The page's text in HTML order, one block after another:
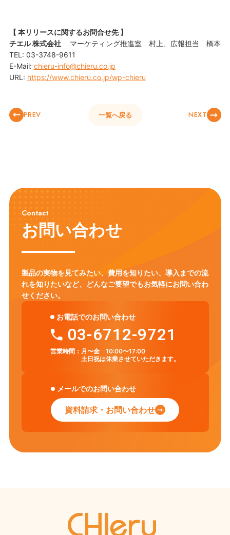
【 本リリースに関するお問合せ先 】
チエル 株式会社 マーケティング推進室 村上、広報担当 橋本
TEL: 03-3748-9611
E-Mail: chieru-info@chieru.co.jp
URL: https://www.chieru.co.jp/wp-chieru
PREV 一覧へ戻る NEXT
Contact
お問い合わせ
製品の実物を見てみたい、費用を知りたい、導入までの流
れを知りたいなど、
どんなご要望でもお気軽にお問い合わ
せください。
お電話でのお問い合わせ
03-6712-9721
営業時間： 月〜金 10:00〜17:00
土日祝は休業させていただきます。
メールでのお問い合わせ
資料請求・お問い合わせ